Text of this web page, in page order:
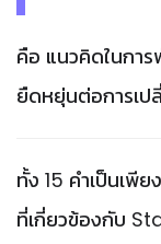
คือ แนวคิดในการ
ยืดหยุ่นต่อการเป
ทั้ง 15 คำเป็นเพี
ที่เกี่ยวข้องกับ